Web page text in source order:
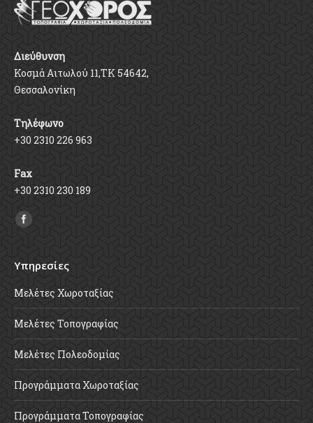
Διεύθυνση
Κοσμά Αιτωλού 11,ΤΚ 54642,
Θεσσαλονίκη
Τηλέφωνο
+30 2310 226 963
Fax
+30 2310 230 189
Find us on:
Υπηρεσίες
Μελέτες Χωροταξίας
Μελέτες Τοπογραφίας
Μελέτες Πολεοδομίας
Προγράμματα Χωροταξίας
Προγράμματα Τοπογραφίας